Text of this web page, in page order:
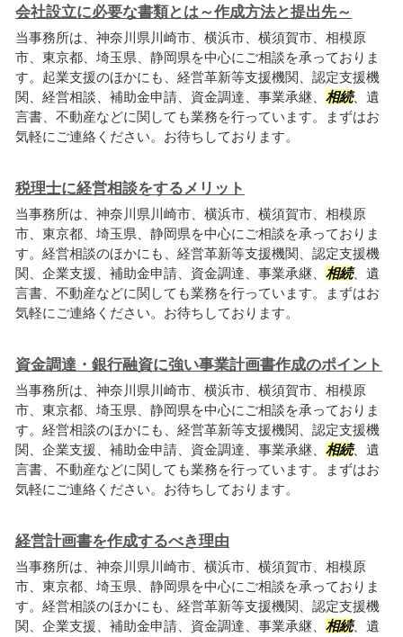
会社設立に必要な書類とは～作成方法と提出先～
当事務所は、神奈川県川崎市、横浜市、横須賀市、相模原
市、東京都、埼玉県、静岡県を中心にご相談を承っておりま
す。起業支援のほかにも、経営革新等支援機関、認定支援機
関、経営相談、補助金申請、資金調達、事業承継、 相続、遺
言書、不動産などに関しても業務を行っています。まずはお
気軽にご連絡ください。お待ちしております。
税理士に経営相談をするメリット
当事務所は、神奈川県川崎市、横浜市、横須賀市、相模原
市、東京都、埼玉県、静岡県を中心にご相談を承っておりま
す。経営相談のほかにも、経営革新等支援機関、認定支援機
関、企業支援、補助金申請、資金調達、事業承継、 相続、遺
言書、不動産などに関しても業務を行っています。まずはお
気軽にご連絡ください。お待ちしております。
資金調達・銀行融資に強い事業計画書作成のポイント
当事務所は、神奈川県川崎市、横浜市、横須賀市、相模原
市、東京都、埼玉県、静岡県を中心にご相談を承っておりま
す。経営相談のほかにも、経営革新等支援機関、認定支援機
関、企業支援、補助金申請、資金調達、事業承継、 相続、遺
言書、不動産などに関しても業務を行っています。まずはお
気軽にご連絡ください。お待ちしております。
経営計画書を作成するべき理由
当事務所は、神奈川県川崎市、横浜市、横須賀市、相模原
市、東京都、埼玉県、静岡県を中心にご相談を承っておりま
す。経営相談のほかにも、経営革新等支援機関、認定支援機
関、企業支援、補助金申請、資金調達、事業承継、 相続、遺